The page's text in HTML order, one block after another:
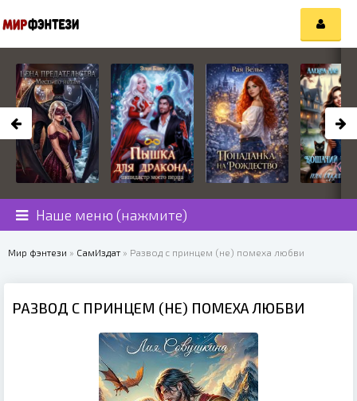
Наше меню (нажмите)
Мир фэнтези » СамИздат » Развод с принцем (не) помеха любви
РАЗВОД С ПРИНЦЕМ (НЕ) ПОМЕХА ЛЮБВИ